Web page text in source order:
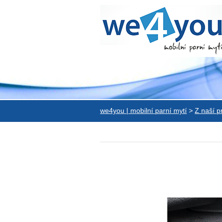
we4you | mobilní parní mytí > Z naší